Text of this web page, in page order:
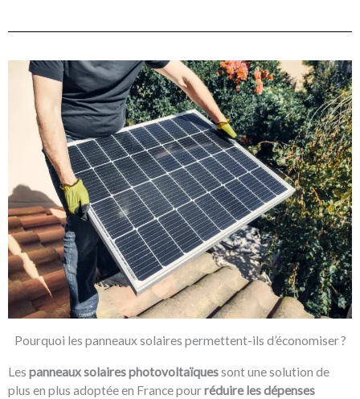
Pourquoi les panneaux solaires permettent-ils d’économiser ?
Les panneaux solaires photovoltaïquessont une solution de
plus en plus adoptée en France pourréduire les dépenses